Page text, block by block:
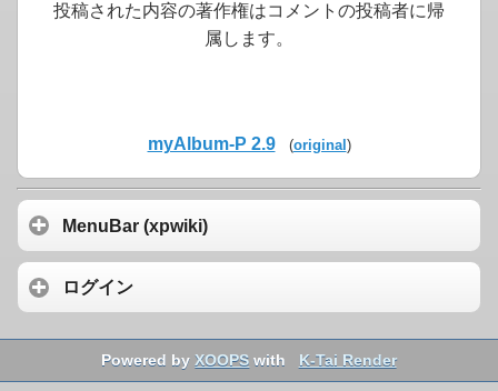
投稿された内容の著作権はコメントの投稿者に帰
属します。
myAlbum-P 2.9 (original )
MenuBar (xpwiki)
ログイン
Powered byXOOPS with K-Tai Render